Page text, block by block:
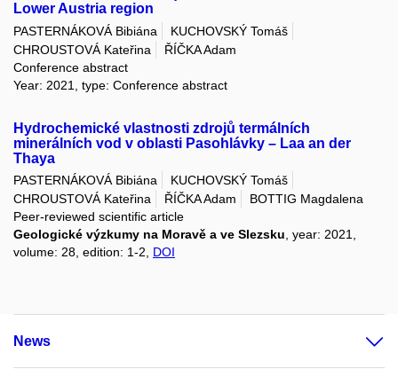
Lower Austria region
PASTERNÁKOVÁ Bibiána
KUCHOVSKÝ Tomáš
CHROUSTOVÁ Kateřina
ŘÍČKA Adam
Conference abstract
Year: 2021, type: Conference abstract
Hydrochemické vlastnosti zdrojů termálních
minerálních vod v oblasti Pasohlávky – Laa an der
Thaya
PASTERNÁKOVÁ Bibiána
KUCHOVSKÝ Tomáš
CHROUSTOVÁ Kateřina
ŘÍČKA Adam
BOTTIG Magdalena
Peer-reviewed scientific article
Geologické výzkumy na Moravě a ve Slezsku, year: 2021,
volume: 28, edition: 1-2, DOI
News